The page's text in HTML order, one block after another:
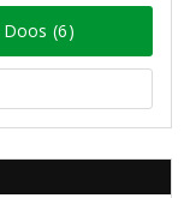
Doos (6)